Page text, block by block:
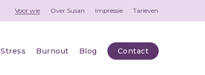
Voor wie Over Susan Impressie Tarieven
Stress Burnout Blog Contact